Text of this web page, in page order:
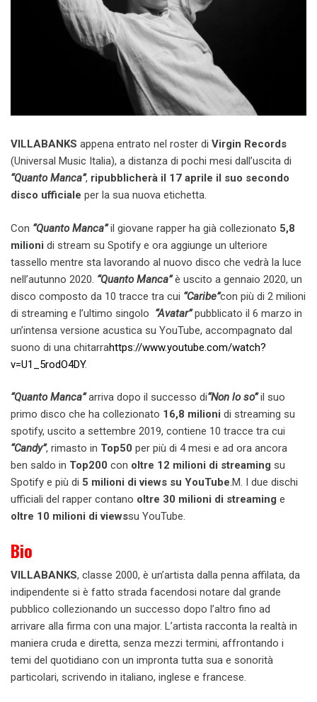
VILLABANKS appena entrato nel roster di Virgin Records
(Universal Music Italia), a distanza di pochi mesi dall’uscita di
“Quanto Manca”, ripubblicherà il 17 aprile il suo secondo
disco ufficiale per la sua nuova etichetta.
Con “Quanto Manca”il giovane rapper ha già collezionato 5,8
milioni di stream su Spotify e ora aggiunge un ulteriore
tassello mentre sta lavorando al nuovo disco che vedrà la luce
nell’autunno 2020. “Quanto Manca”è uscito a gennaio 2020, un
disco composto da 10 tracce tra cui “Caribe”con più di 2 milioni
di streaming e l’ultimo singolo “Avatar”pubblicato il 6 marzo in
un’intensa versione acustica su YouTube, accompagnato dal
suono di una chitarrahttps://www.youtube.com/watch?
v=U1_5rodO4DY.
“Quanto Manca”arriva dopo il successo di“Non lo so” il suo
primo disco che ha collezionato 16,8 milioni di streaming su
spotify, uscito a settembre 2019, contiene 10 tracce tra cui
“Candy”, rimasto in Top50 per più di 4 mesi e ad ora ancora
ben saldo in Top200 con oltre 12 milioni di streaming su
Spotify e più di 5 milioni di views su YouTube.M. I due dischi
ufficiali del rapper contano oltre 30 milioni di streaming e
oltre 10 milioni di viewssu YouTube.
Bio
VILLABANKS, classe 2000, è un’artista dalla penna affilata, da
indipendente si è fatto strada facendosi notare dal grande
pubblico collezionando un successo dopo l’altro fino ad
arrivare alla firma con una major. L’artista racconta la realtà in
maniera cruda e diretta, senza mezzi termini, affrontando i
temi del quotidiano con un impronta tutta sua e sonorità
particolari, scrivendo in italiano, inglese e francese.